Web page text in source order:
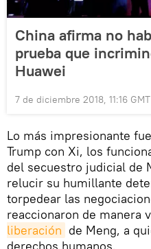
China afirma no
prueba que
Huawei
7 de diciembre 2018, 11:16 GMT
Lo más impresionante
Trump con Xi, los
del secuestro judicial de
relucir su humillante
torpedear las
reaccionaron de manera
liberación de Meng, a
derechos humanos.